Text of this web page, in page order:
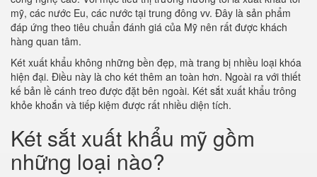
mỹ, các nước Eu, các nước tại trung đông vv. Đây là sản phẩm
đáp ứng theo tiêu chuẩn đánh giá của Mỹ nên rất được khách
hàng quan tâm.
Két xuất khẩu không những bền đẹp, mà trang bị nhiều loại khóa
hiện đại. Điều này là cho két thêm an toàn hơn. Ngoài ra với thiết
kế bản lề cánh treo được đặt bên ngoài. Két sắt xuất khẩu trông
khỏe khoắn và tiếp kiệm được rất nhiều diện tích.
Két sắt xuất khẩu mỹ gồm
những loại nào?